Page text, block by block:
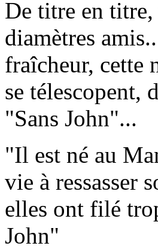
De titre en titre,
diamètres
fraîcheur, cette
se télescopent,
"Sans John"...
"Il est né au
vie à ressasser
elles ont filé
John"